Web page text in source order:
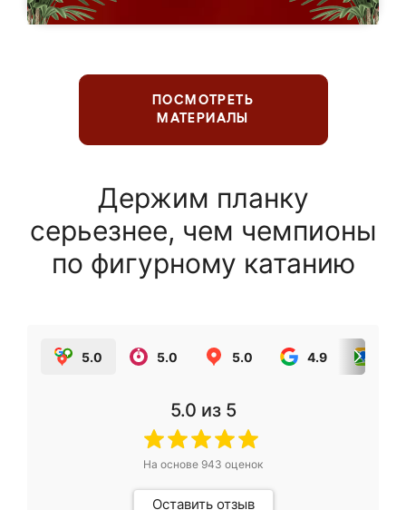
ПОСМОТРЕТЬ
МАТЕРИАЛЫ
Держим планку
серьезнее, чем чемпионы
по фигурному катанию
5.0 5.0 5.0 4.9
5.0 из 5
На основе 943 оценок
Оставить отзыв